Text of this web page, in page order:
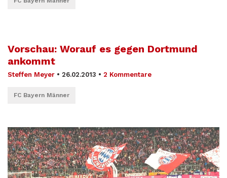
Vorschau: Worauf es gegen Dortmund
ankommt
Steffen Meyer • 26.02.2013 • 2 Kommentare
FC Bayern Männer